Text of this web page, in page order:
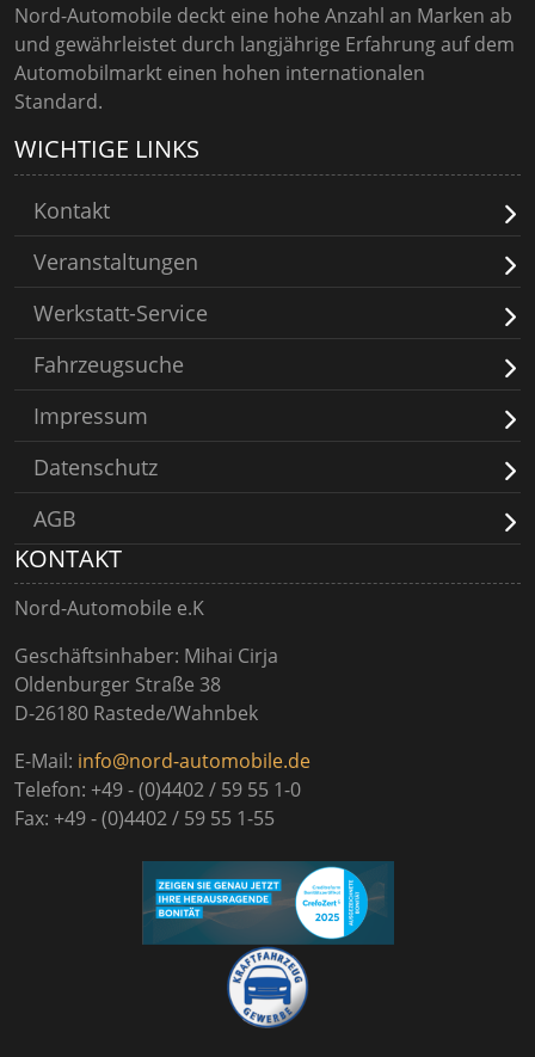
Nord-Automobile deckt eine hohe Anzahl an Marken ab
und gewährleistet durch langjährige Erfahrung auf dem
Automobilmarkt einen hohen internationalen
Standard.
WICHTIGE LINKS
Kontakt
Veranstaltungen
Werkstatt-Service
Fahrzeugsuche
Impressum
Datenschutz
AGB
KONTAKT
Nord-Automobile e.K
Geschäftsinhaber: Mihai Cirja
Oldenburger Straße 38
D-26180 Rastede/Wahnbek
E-Mail: info@nord-automobile.de
Telefon: +49 - (0)4402 / 59 55 1-0
Fax: +49 - (0)4402 / 59 55 1-55